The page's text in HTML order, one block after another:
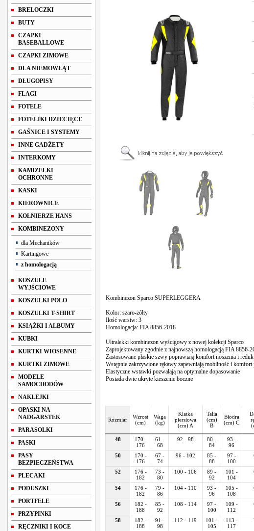
BRELOCZKI
BUTY
CZAPKI
BASEBALLOWE
CZAPKI ZIMOWE
DLA NIEMOWLĄT
DŁUGOPISY
FLAGI
FOTELE
FOTELIKI DZIECIĘCE
GAŚNICE I SYSTEMY
INNE GADŻETY
INTERKOMY
KAMIZELKI
OCHRONNE
KASKI
KIEROWNICE
KOŁNIERZE HANS
KOMBINEZONY
dla Mechaników
Kartingowe
z homologacją
KOSZULE
WYJŚCIOWE
KOSZULKI POLO
KOSZULKI T-SHIRT
KSIĄŻKI I ALBUMY
KUBKI
KURTKI WIOSENNE
KURTKI ZIMOWE
MODELE
SAMOCHODÓW
NAKLEJKI
OPASKI NA
NADGARSTEK
PARASOLKI
PASKI
PASY
BEZPIECZEŃSTWA
PLECAKI
PODUSZKI
PORTFELE
PRZYPINKI
RĘCZNIKI I KOCE
Kombinezon Sparco SUPERLEGGERA
Kolor: szaro-żółty
Ilość warstw: 3
Homologacja: FIA8856-2018
Ultralekki kombinezon wyścigowy z nowej kolekcji Sparco
Zaprojektowany zgodnie z najnowszą homologacją FIA 8856-
Zastosowane płaskie szwy poprawiają komfort noszenia i
Wstępnie zakrzywione rękawy zapewniają mobilność i komfort
Elastyczne wstawki pozwalają na optymalne dopasowanie
Posiada dwie ukryte kieszenie boczne
Rozmiar
Wzrost
(cm)
Waga
(kg)
Klatka
piersiowa
(cm) A
Talia
(cm)
B
Biodra
(cm) C
48
170 -
176
61 -
68
92 - 98
80 -
84
93 -
96
50
170 -
176
67 -
74
96 - 102
85 -
88
97 -
100
52
176 -
182
73 -
80
100 - 106
89 -
92
101 -
104
54
176 -
182
79 -
86
104 - 110
93 -
96
105 -
108
56
182 -
188
85 -
92
108 - 114
97 -
100
109 -
112
58
182 -
188
91 -
98
112 - 119
101 -
105
113 -
117